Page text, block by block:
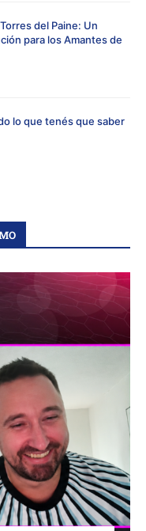
del Paine: Un
para los Amantes de
lo que tenés que saber